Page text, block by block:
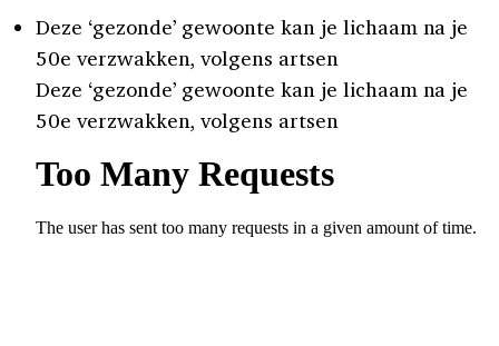
Deze ‘gezonde’ gewoonte kan je lichaam na je
50e verzwakken, volgens artsen
Deze ‘gezonde’ gewoonte kan je lichaam na je
50e verzwakken, volgens artsen